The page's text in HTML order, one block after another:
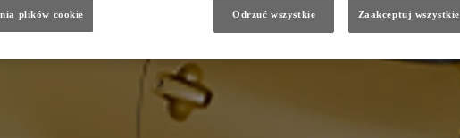
plików cookie Odrzuć wszystkie Zaakceptuj wszystkie